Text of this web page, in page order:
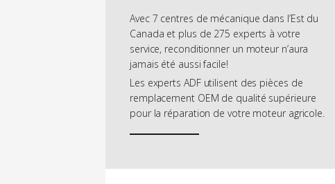
Avec 7 centres de mécanique dans l’Est du
Canada et plus de 275 experts à votre
service, reconditionner un moteur n’aura
jamais été aussi facile!
Les experts ADF utilisent des pièces de
remplacement OEM de qualité supérieure
pour la réparation de votre moteur agricole.